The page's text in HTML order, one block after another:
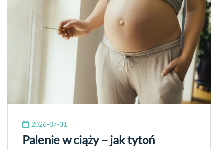
2026-07-31
Palenie w ciąży – jak tytoń